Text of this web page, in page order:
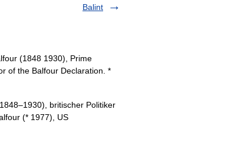
Balint
(1848 1930), Prime
of the Balfour Declaration. *
britischer Politiker
(* 1977), US